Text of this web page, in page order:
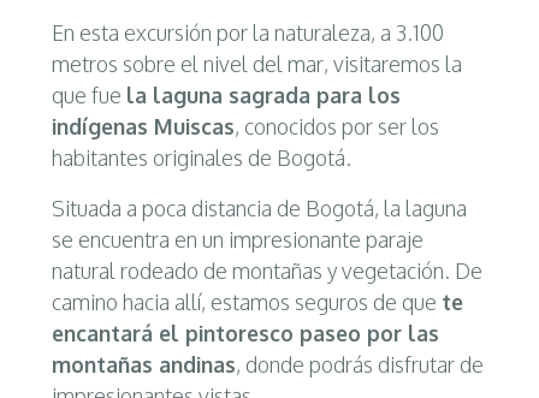
En esta excursión por la naturaleza, a 3.100
metros sobre el nivel del mar, visitaremos la
que fue la laguna sagrada para los
indígenas Muiscas, conocidos por ser los
habitantes originales de Bogotá.
Situada a poca distancia de Bogotá, la laguna
se encuentra en un impresionante paraje
natural rodeado de montañas y vegetación. De
camino hacia allí, estamos seguros de que te
encantará el pintoresco paseo por las
montañas andinas, donde podrás disfrutar de